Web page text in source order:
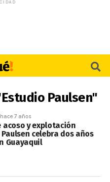
Paulsen"
hace 7 años
acoso y explotación
celebra dos años
Guayaquil